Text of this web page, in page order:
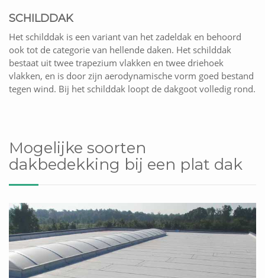
SCHILDDAK
Het schilddak is een variant van het zadeldak en behoord
ook tot de categorie van hellende daken. Het schilddak
bestaat uit twee trapezium vlakken en twee driehoek
vlakken, en is door zijn aerodynamische vorm goed bestand
tegen wind. Bij het schilddak loopt de dakgoot volledig rond.
Mogelijke soorten
dakbedekking bij een plat dak